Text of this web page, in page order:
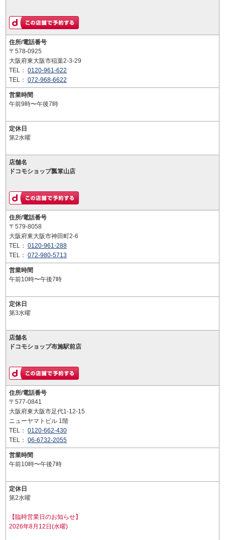
住所/電話番号
〒578-0925
大阪府東大阪市稲葉2-3-29
TEL： 0120-961-622
TEL： 072-968-6622
営業時間
午前9時〜午後7時
定休日
第2水曜
店舗名
ドコモショップ瓢箪山店
住所/電話番号
〒579-8058
大阪府東大阪市神田町2-6
TEL： 0120-961-288
TEL： 072-980-5713
営業時間
午前10時〜午後7時
定休日
第3水曜
店舗名
ドコモショップ布施駅前店
住所/電話番号
〒577-0841
大阪府東大阪市足代1-12-15
ニューヤマトビル 1階
TEL： 0120-662-430
TEL： 06-6732-2055
営業時間
午前10時〜午後7時
定休日
第2水曜
【臨時営業日のお知らせ】
2026年8月12日(水曜)